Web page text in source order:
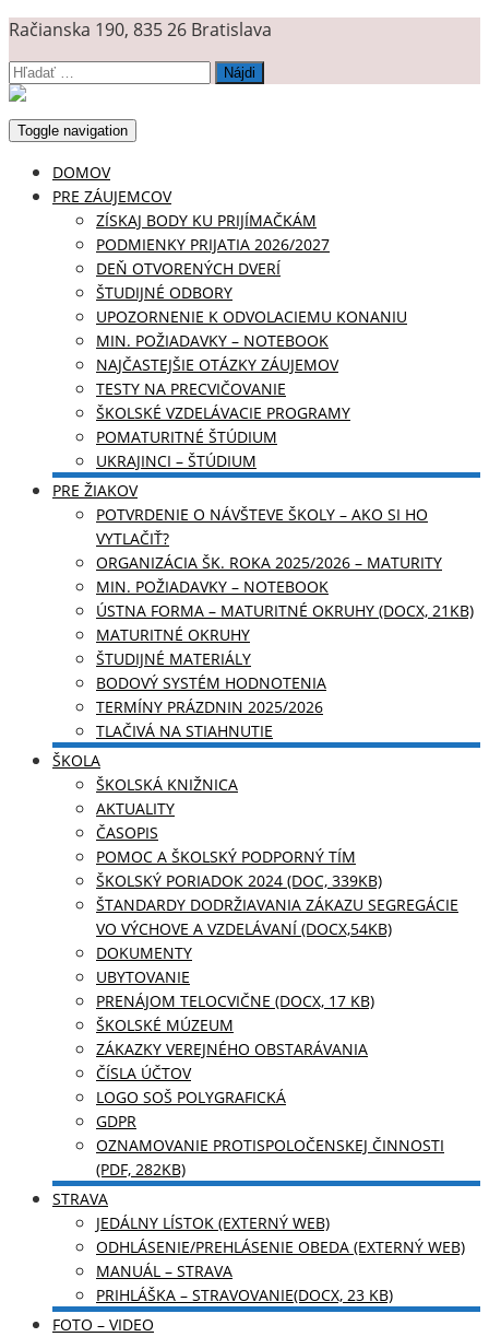
Račianska 190, 835 26 Bratislava
Hľadať:
Toggle navigation
DOMOV
PRE ZÁUJEMCOV
ZÍSKAJ BODY KU PRIJÍMAČKÁM
PODMIENKY PRIJATIA 2026/2027
DEŇ OTVORENÝCH DVERÍ
ŠTUDIJNÉ ODBORY
UPOZORNENIE K ODVOLACIEMU KONANIU
MIN. POŽIADAVKY – NOTEBOOK
NAJČASTEJŠIE OTÁZKY ZÁUJEMOV
TESTY NA PRECVIČOVANIE
ŠKOLSKÉ VZDELÁVACIE PROGRAMY
POMATURITNÉ ŠTÚDIUM
UKRAJINCI – ŠTÚDIUM
PRE ŽIAKOV
POTVRDENIE O NÁVŠTEVE ŠKOLY – AKO SI HO
VYTLAČIŤ?
ORGANIZÁCIA ŠK. ROKA 2025/2026 – MATURITY
MIN. POŽIADAVKY – NOTEBOOK
ÚSTNA FORMA – MATURITNÉ OKRUHY (DOCX, 21KB)
MATURITNÉ OKRUHY
ŠTUDIJNÉ MATERIÁLY
BODOVÝ SYSTÉM HODNOTENIA
TERMÍNY PRÁZDNIN 2025/2026
TLAČIVÁ NA STIAHNUTIE
ŠKOLA
ŠKOLSKÁ KNIŽNICA
AKTUALITY
ČASOPIS
POMOC A ŠKOLSKÝ PODPORNÝ TÍM
ŠKOLSKÝ PORIADOK 2024 (DOC, 339KB)
ŠTANDARDY DODRŽIAVANIA ZÁKAZU SEGREGÁCIE
VO VÝCHOVE A VZDELÁVANÍ (DOCX,54KB)
DOKUMENTY
UBYTOVANIE
PRENÁJOM TELOCVIČNE (DOCX, 17 KB)
ŠKOLSKÉ MÚZEUM
ZÁKAZKY VEREJNÉHO OBSTARÁVANIA
ČÍSLA ÚČTOV
LOGO SOŠ POLYGRAFICKÁ
GDPR
OZNAMOVANIE PROTISPOLOČENSKEJ ČINNOSTI
(PDF, 282KB)
STRAVA
JEDÁLNY LÍSTOK (EXTERNÝ WEB)
ODHLÁSENIE/PREHLÁSENIE OBEDA (EXTERNÝ WEB)
MANUÁL – STRAVA
PRIHLÁŠKA – STRAVOVANIE(DOCX, 23 KB)
FOTO – VIDEO